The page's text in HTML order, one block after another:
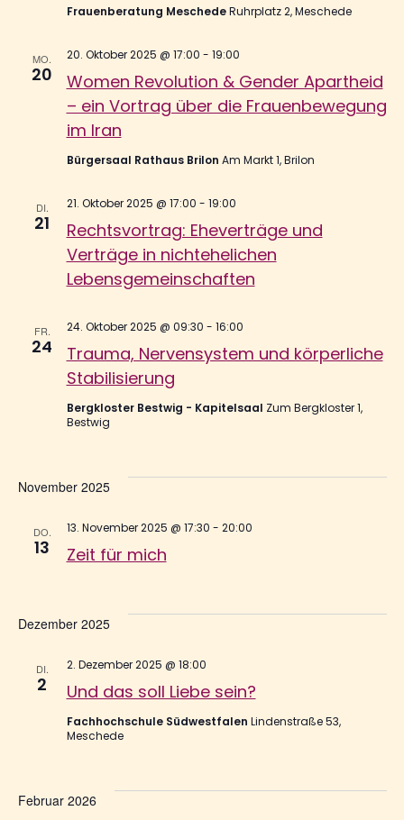
Frauenberatung MeschedeRuhrplatz 2, Meschede
MO.
20
Women Revolution & Gender Apartheid
– ein Vortrag über die Frauenbewegung
im Iran
20. Oktober 2025 @ 17:00 - 19:00
Bürgersaal Rathaus Brilon Am Markt 1, Brilon
DI.
21
Rechtsvortrag: Eheverträge und
Verträge in nichtehelichen
Lebensgemeinschaften
21. Oktober 2025 @ 17:00 - 19:00
FR.
24
Trauma, Nervensystem und körperliche
Stabilisierung
24. Oktober 2025 @ 09:30 - 16:00
Bergkloster Bestwig - Kapitelsaal Zum Bergkloster 1,
Bestwig
November 2025
DO.
13 Zeit für mich
13. November 2025 @ 17:30 - 20:00
Dezember 2025
DI.
2 Und das soll Liebe sein?
2. Dezember 2025 @ 18:00
Fachhochschule Südwestfalen Lindenstraße 53,
Meschede
Februar 2026